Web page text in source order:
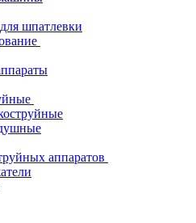
шпатлевки
аппаратов